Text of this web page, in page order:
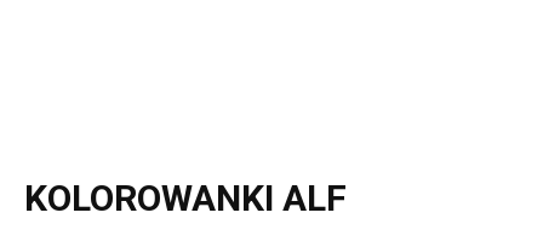
KOLOROWANKI ALF